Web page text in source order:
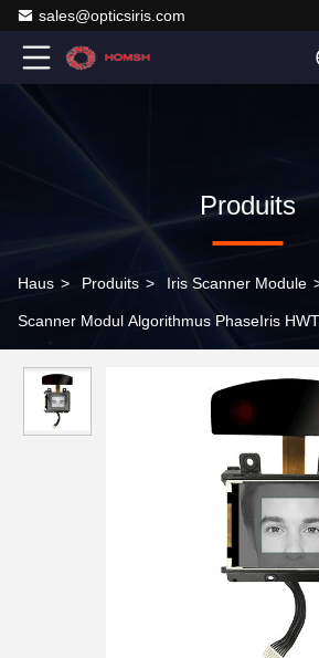
sales@opticsiris.com
Produits
Haus > Produits > Iris Scanner Module
Scanner Modul Algorithmus PhaseIris